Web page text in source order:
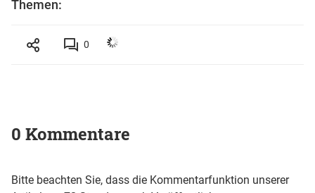
Themen:
0
0 Kommentare
Bitte beachten Sie, dass die Kommentarfunktion unserer